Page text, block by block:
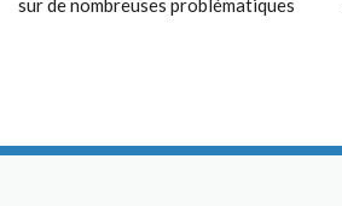
sur de nombreuses problématiques